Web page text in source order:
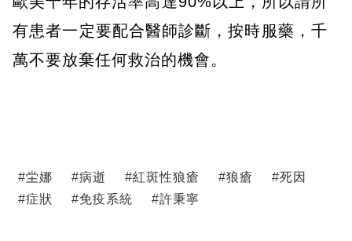
有患者一定要配合醫師診斷，按時服藥，千
萬不要放棄任何救治的機會。
#坣娜 #病逝 #紅斑性狼瘡 #狼瘡 #死因
#症狀 #免疫系統 #許秉寧